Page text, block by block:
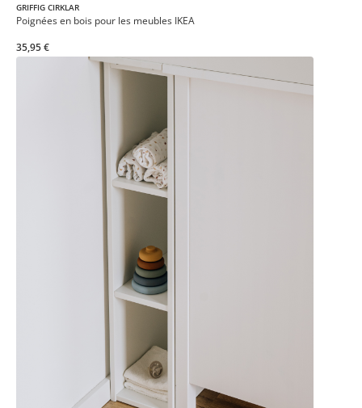
GRIFFIG CIRKLAR
Poignées en bois pour les meubles IKEA
35,95 €